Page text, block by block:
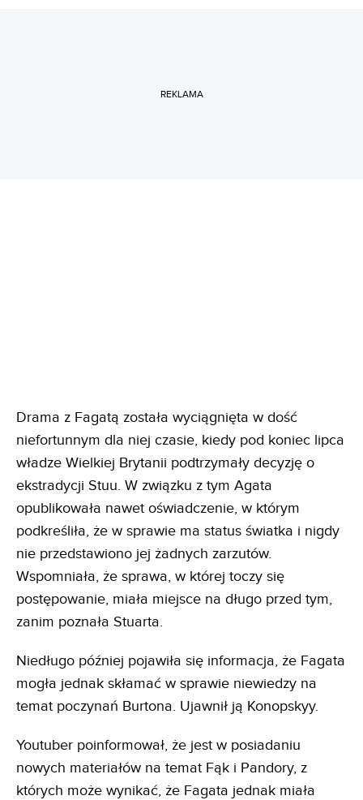
REKLAMA
Drama z Fagatą została wyciągnięta w dość
niefortunnym dla niej czasie, kiedy pod koniec lipca
władze Wielkiej Brytanii podtrzymały decyzję o
ekstradycji Stuu. W związku z tym Agata
opublikowała nawet oświadczenie, w którym
podkreśliła, że w sprawie ma status światka i nigdy
nie przedstawiono jej żadnych zarzutów.
Wspomniała, że sprawa, w której toczy się
postępowanie, miała miejsce na długo przed tym,
zanim poznała Stuarta.
Niedługo później pojawiła się informacja, że Fagata
mogła jednak skłamać w sprawie niewiedzy na
temat poczynań Burtona. Ujawnił ją Konopskyy.
Youtuber poinformował, że jest w posiadaniu
nowych materiałów na temat Fąk i Pandory, z
których może wynikać, że Fagata jednak miała